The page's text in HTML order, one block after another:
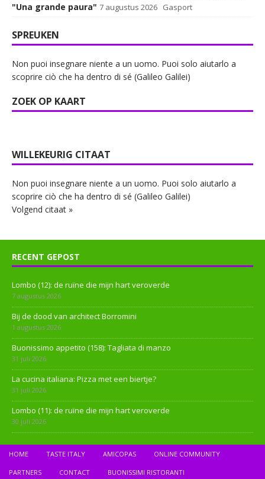
"Una grande paura" 7 augustus 2026 Gasport
SPREUKEN
Non puoi insegnare niente a un uomo. Puoi solo aiutarlo a
scoprire ciò che ha dentro di sé (Galileo Galilei)
ZOEK OP KAART
WILLEKEURIG CITAAT
Non puoi insegnare niente a un uomo. Puoi solo aiutarlo a
scoprire ciò che ha dentro di sé (Galileo Galilei)
Volgend citaat »
RECENT GEPOST
Lombo (12): de ruïne die mijn hart veroverde
7 augustus 2026
Bij de dood van architect Borromini
1 augustus 2026
Buonissimo appetito (158): Tagliata di manzo
31 juli 2026
La cucina italiana: Pizza met een biertje?
31 juli 2026
Lombo (11): de ruïne die mijn hart veroverde
30 juli 2026
HOME TASTE ITALY AMICOPAS ONLINE COMMUNITY
PARTNERS CONTACT BUONISSIMI RISTORANTI